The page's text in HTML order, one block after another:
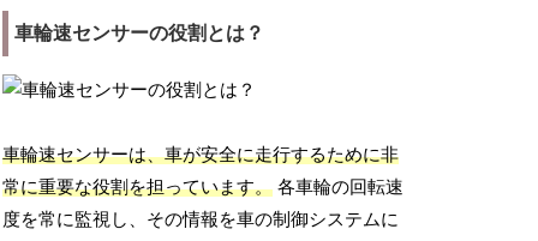
車輪速センサーの役割とは？
車輪速センサーは、車が安全に走行するために非
常に重要な役割を担っています。 各車輪の回転速
度を常に監視し、その情報を車の制御システムに